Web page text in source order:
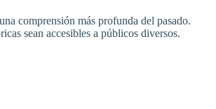
comprensión más profunda del pasado.
sean accesibles a públicos diversos.